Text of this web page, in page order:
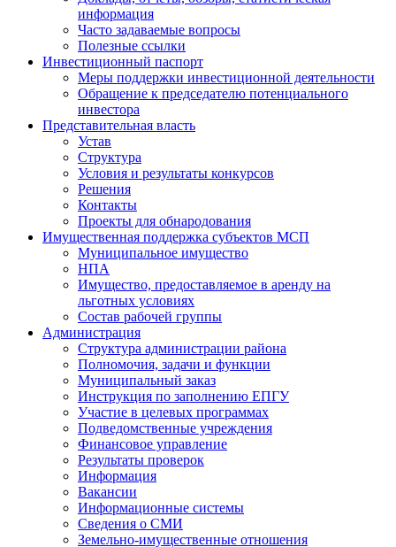
информация
Часто задаваемые вопросы
Полезные ссылки
Инвестиционный паспорт
Меры поддержки инвестиционной деятельности
Обращение к председателю потенциального
инвестора
Представительная власть
Устав
Структура
Условия и результаты конкурсов
Решения
Контакты
Проекты для обнародования
Имущественная поддержка субъектов МСП
Муниципальное имущество
НПА
Имущество, предоставляемое в аренду на
льготных условиях
Состав рабочей группы
Администрация
Структура администрации района
Полномочия, задачи и функции
Муниципальный заказ
Инструкция по заполнению ЕПГУ
Участие в целевых программах
Подведомственные учреждения
Финансовое управление
Результаты проверок
Информация
Вакансии
Информационные системы
Сведения о СМИ
Земельно-имущественные отношения